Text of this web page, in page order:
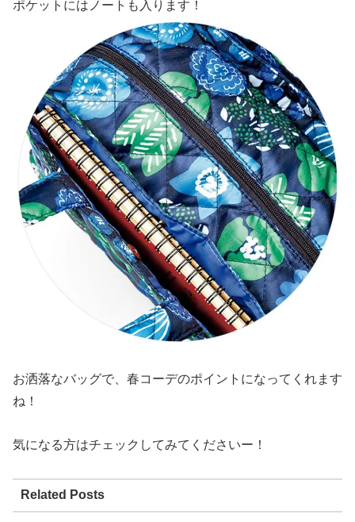
ポケットにはノートも入ります！
お洒落なバッグで、春コーデのポイントになってくれます
ね！
気になる方はチェックしてみてくださいー！
Related Posts